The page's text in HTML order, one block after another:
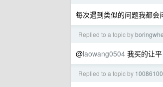
每次遇到类似的问题我都
Replied to a topic by
@laowang0504 我买的让
Replied to a topic by